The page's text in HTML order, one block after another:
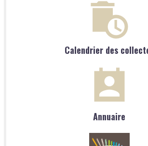
Calendrier des
Annuaire